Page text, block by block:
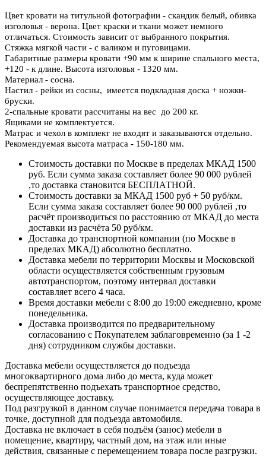
Цвет кровати на титульной фотографии - скандик белый, обивка
изголовья - верона. Цвет краски и ткани может немного
отличаться. Стоимость зависит от выбранного покрытия.
Стяжка мягкой части - с валиком и пуговицами.
Габаритные размеры кровати +90 мм к ширине спального места,
+120 - к длине. Высота изголовья - 1320 мм.
Материал - сосна.
Настил - рейки из сосны, имеется подкладная доска + ножки-
бруски.
2-спальные кровати рассчитаны на вес до 200 кг.
Ящиками не комплектуется.
Матрас и чехол в комплект не входят и заказываются отдельно.
Рекомендуемая высота матраса - 150-180 мм.
Стоимость доставки по Москве в пределах МКАД 1500
руб. Если сумма заказа составляет более 90 000 рублей
,то доставка становится БЕСПЛАТНОЙ.
Стоимость доставки за МКАД 1500 руб + 50 руб/км.
Если сумма заказа составляет более 90 000 рублей ,то
расчёт производиться по расстоянию от МКАД до места
доставки из расчёта 50 руб/км.
Доставка до транспортной компании (по Москве в
пределах МКАД) абсолютно бесплатно.
Доставка мебели по территории Москвы и Московской
области осуществляется собственным грузовым
автотранспортом, поэтому интервал доставки
составляет всего 4 часа.
Время доставки мебели с 8:00 до 19:00 ежедневно, кроме
понедельника.
Доставка производится по предварительному
согласованию с Покупателем заблаговременно (за 1 -2
дня) сотрудником службы доставки.
Доставка мебели осуществляется до подъезда
многоквартирного дома либо до места, куда может
беспрепятственно подъехать транспортное средство,
осуществляющее доставку.
Под разгрузкой в данном случае понимается передача товара в
точке, доступной для подъезда автомобиля.
Доставка не включает в себя подъём (занос) мебели в
помещение, квартиру, частный дом, на этаж или иные
действия, связанные с перемещением товара после разгрузки.